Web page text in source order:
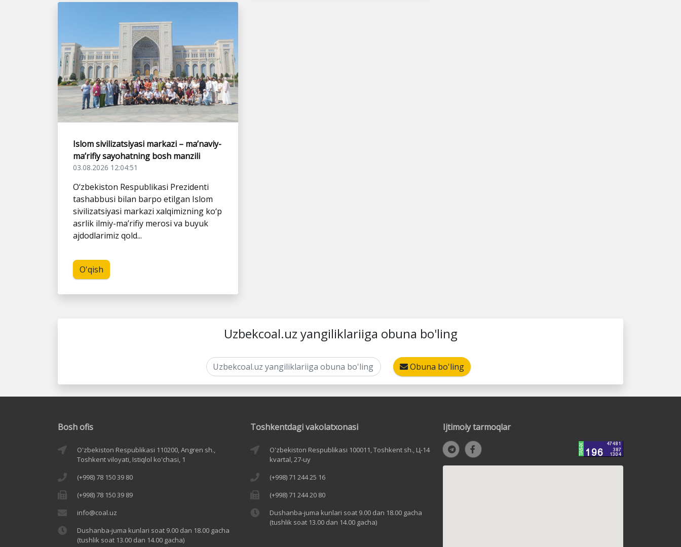
Islom sivilizatsiyasi markazi – ma’naviy-
ma’rifiy sayohatning bosh manzili
03.08.2026 12:04:51
O‘zbekiston Respublikasi Prezidenti
tashabbusi bilan barpo etilgan Islom
sivilizatsiyasi markazi xalqimizning ko‘p
asrlik ilmiy-ma’rifiy merosi va buyuk
ajdodlarimiz qold...
O'qish
Uzbekcoal.uz yangiliklariiga obuna bo'ling
Obuna bo'ling
Bosh ofis
O'zbekiston Respublikasi 110200, Angren sh.,
Toshkent viloyati, Istiqlol ko'chasi, 1
(+998) 78 150 39 80
(+998) 78 150 39 89
info@coal.uz
Dushanba-juma kunlari soat 9.00 dan 18.00 gacha
(tushlik soat 13.00 dan 14.00 gacha)
Toshkentdagi vakolatxonasi
O'zbekiston Respublikasi 100011, Toshkent sh., Ц-14
kvartal, 27-uy
(+998) 71 244 25 16
(+998) 71 244 20 80
Dushanba-juma kunlari soat 9.00 dan 18.00 gacha
(tushlik soat 13.00 dan 14.00 gacha)
Ijtimoiy tarmoqlar